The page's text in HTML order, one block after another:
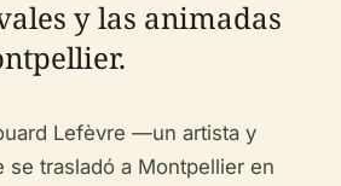
y las animadas
Lefèvre —un artista y
se trasladó a Montpellier en